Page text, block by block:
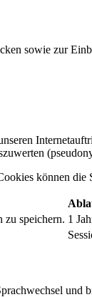
sowie zur
können die
zu speichern. 1
und